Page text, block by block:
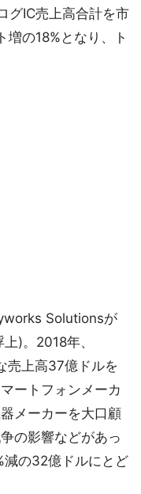
グIC売上高合計を市
増の18%となり、ト
Solutionsが
)。2018年、
売上高37億ドルを
ートフォンメーカ
メーカーを大口顧
の影響などがあっ
減の32億ドルにとど